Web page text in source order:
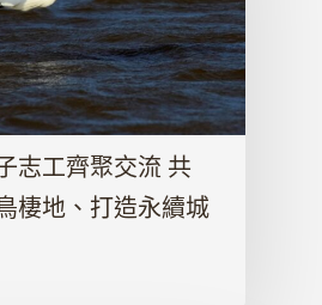
志工齊聚交流 共
棲地、打造永續城